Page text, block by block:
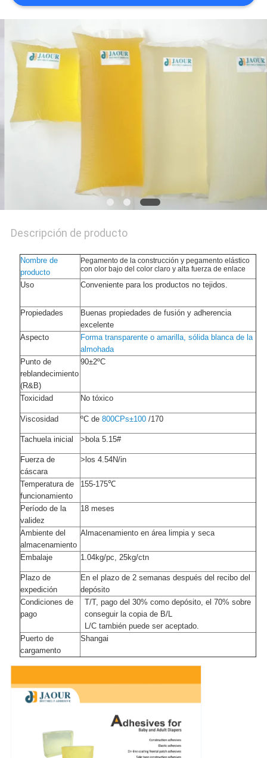
MAPA
SITIO
POLÍTICA
DE
PRIVACIDAD
Descripción de producto
Nombre de
producto
Pegamento de la construcción y pegamento elástico
con olor bajo del color claro y alta fuerza de enlace
Uso Conveniente para los productos no tejidos.
Propiedades
Buenas propiedades de fusión y adherencia
excelente
Aspecto
Forma transparente o amarilla, sólida blanca de la
almohada
Punto de
reblandecimiento
(R&B)
90±2ºC
Toxicidad No tóxico
Viscosidad ºC de 800CPs±100/170
Tachuela inicial >bola 5.15#
Fuerza de
cáscara
>los 4.54N/in
Temperatura de
funcionamiento
155-175℃
Período de la
validez
18 meses
Ambiente del
almacenamiento
Almacenamiento en área limpia y seca
Embalaje 1.04kg/pc, 25kg/ctn
Plazo de
expedición
En el plazo de 2 semanas después del recibo del
depósito
Condiciones de
pago
T/T, pago del 30% como depósito, el 70% sobre
conseguir la copia de B/L
L/C también puede ser aceptado.
Puerto de
cargamento
Shangai